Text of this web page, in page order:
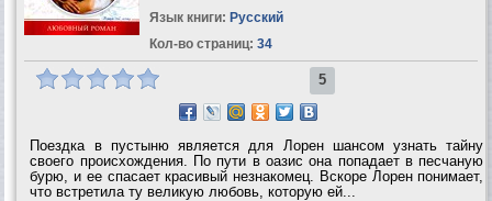
Язык книги: Русский
Кол-во страниц: 34
5
Поездка в пустыню является для Лорен шансом узнать тайну
своего происхождения. По пути в оазис она попадает в песчаную
бурю, и ее спасает красивый незнакомец. Вскоре Лорен понимает,
что встретила ту великую любовь, которую ей...